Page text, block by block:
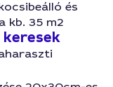
és
kb. 35 m2